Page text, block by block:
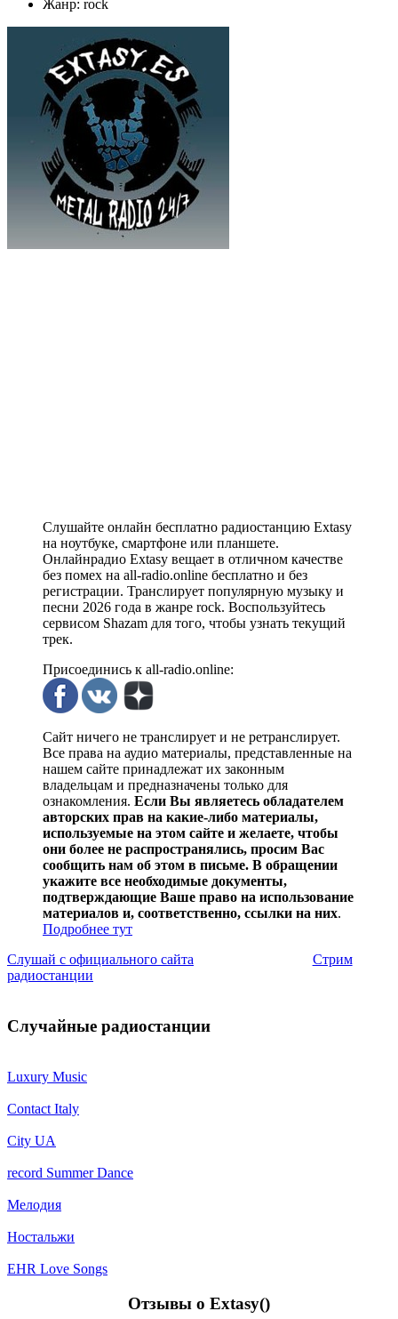
Жанр: rock
Слушайте онлайн бесплатно радиостанцию Extasy
на ноутбуке, смартфоне или планшете.
Онлайнрадио Extasy вещает в отличном качестве
без помех на all-radio.online бесплатно и без
регистрации. Транслирует популярную музыку и
песни 2026 года в жанре rock. Воспользуйтесь
сервисом Shazam для того, чтобы узнать текущий
трек.
Присоединись к all-radio.online:
Сайт ничего не транслирует и не ретранслирует.
Все права на аудио материалы, представленные на
нашем сайте принадлежат их законным
владельцам и предназначены только для
ознакомления. Если Вы являетесь обладателем
авторских прав на какие-либо материалы,
используемые на этом сайте и желаете, чтобы
они более не распространялись, просим Вас
сообщить нам об этом в письме. В обращении
укажите все необходимые документы,
подтверждающие Ваше право на использование
материалов и, соответственно, ссылки на них.
Подробнее тут
Слушай с официального сайта
Стрим
радиостанции
Случайные радиостанции
Luxury Music
Contact Italy
City UA
record Summer Dance
Мелодия
Ностальжи
EHR Love Songs
Отзывы о Extasy()